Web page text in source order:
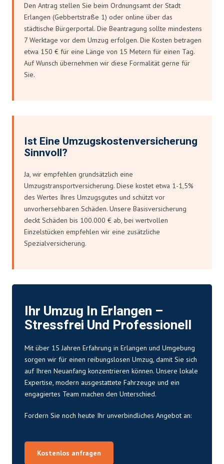
Den Antrag stellen Sie beim Ordnungsamt der Stadt
Erlangen (Gebbertstraße 1) oder online über das
städtische Bürgerportal. Die Beantragung sollte mindestens
7 Werktage vor dem Umzug erfolgen. Die Kosten betragen
etwa 150 € für eine Länge von 15 Metern für einen Tag.
Auf Wunsch übernehmen wir diese Formalität gerne für
Sie.
Ist Eine Umzugskostenversicherung
Sinnvoll?
Ja, wir empfehlen grundsätzlich eine
Umzugstransportversicherung. Diese kostet etwa 1-1,5%
des Wertes Ihres Umzugsgutes und schützt vor
unvorhersehbaren Schäden. Unsere Basisversicherung
deckt Schäden bis 100.000 € ab, bei wertvollen
Einzelstücken empfehlen wir eine zusätzliche
Spezialversicherung.
Ihr Umzug In Erlangen –
Stressfrei Und Professionell
Mit über 15 Jahren Erfahrung in Erlangen und Umgebung
sorgen wir für einen reibungslosen Umzug, damit Sie sich
auf Ihren Neuanfang konzentrieren können. Unsere lokale
Expertise, modern ausgestattete Fahrzeuge und ein
engagiertes Team machen den Unterschied.
Fordern Sie noch heute Ihr unverbindliches Angebot an:
Kostenlos anfragen